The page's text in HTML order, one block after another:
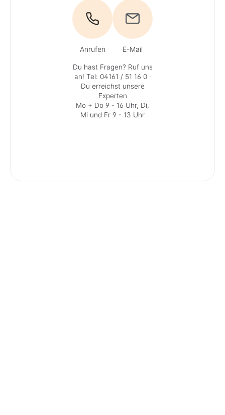
Anrufen E-Mail
Du hast Fragen? Ruf uns
an! Tel: 04161 / 51 16 0·
Du erreichst unsere
Experten
Mo + Do 9 - 16 Uhr, Di,
Mi und Fr 9 - 13 Uhr